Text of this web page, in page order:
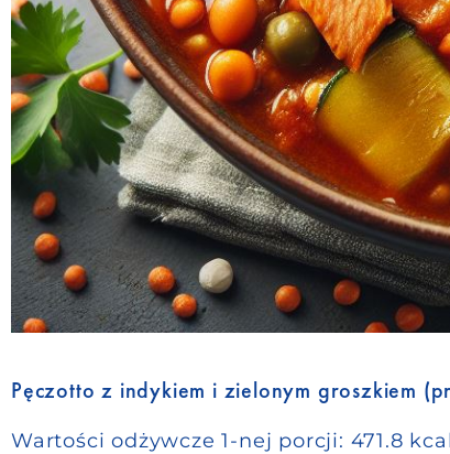
Pęczotto z indykiem i zielonym groszkiem
Wartości odżywcze 1-nej porcji: 471.8